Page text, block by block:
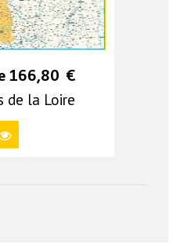
166,80 €
de la Loire